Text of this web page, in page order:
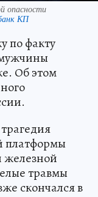
опасности
КП
по факту
Об этом
платформы
железной
травмы
скончался в